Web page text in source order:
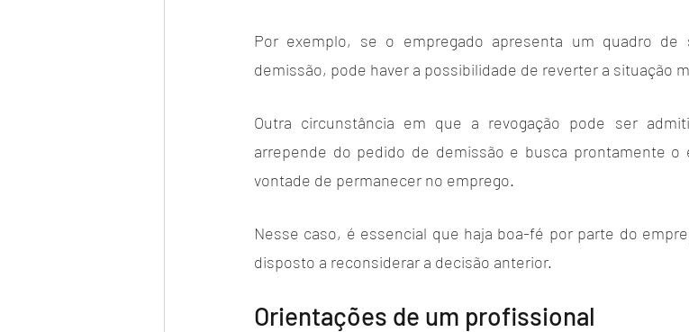
Por exemplo, se o empregado apresenta um quadro
demissão, pode haver a possibilidade de reverter a situação
Outra circunstância em que a revogação pode ser
arrepende do pedido de demissão e busca prontamente o
vontade de permanecer no emprego.
Nesse caso, é essencial que haja boa-fé por parte do
disposto a reconsiderar a decisão anterior.
Orientações de um profissional